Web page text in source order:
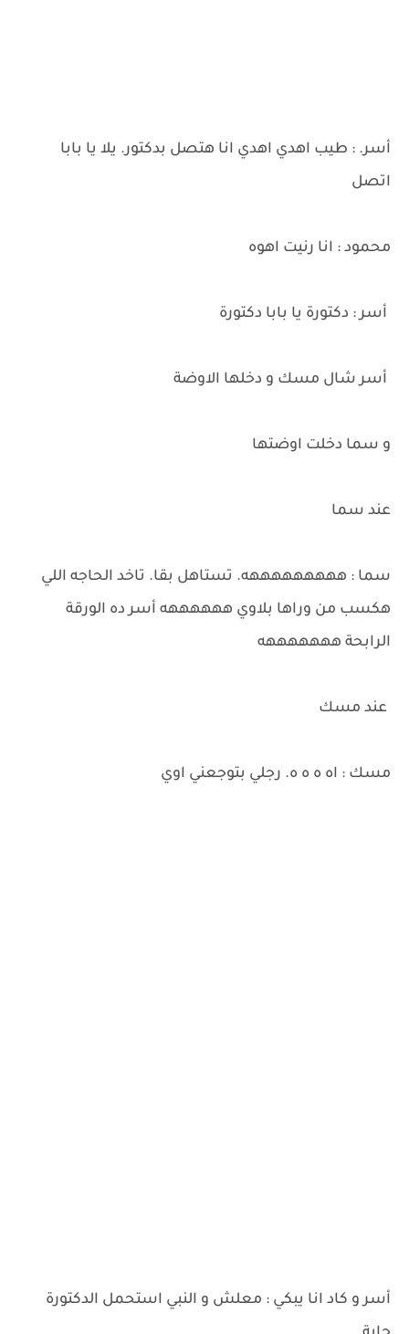
أسر. : طيب اهدي اهدي انا هتصل بدكتور. يلا يا بابا
اتصل
محمود : انا رنيت اهوه
أسر : دكتورة يا بابا دكتورة
أسر شال مسك و دخلها الاوضة
و سما دخلت اوضتها
عند سما
سما : هههههههههه. تستاهل بقا. تاخد الحاجه اللي
هكسب من وراها بلاوي ههههههه أسر ده الورقة
الرابحة هههههههه
عند مسك
مسك : اه ه ه ه. رجلي بتوجعني اوي
أسر و كاد انا يبكي : معلش و النبي استحمل الدكتورة